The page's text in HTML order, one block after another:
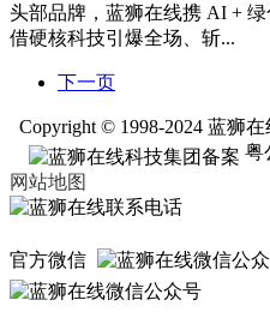
头部品牌，蓝狮在线携 AI +
借硬核科技引爆全场、斩...
下一页
Copyright © 1998-2024 蓝狮
粤
网站地图
官方微信